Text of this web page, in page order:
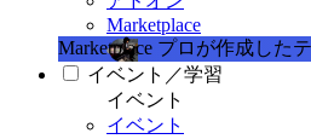
Marketplace
Marketplace プロが作成した
イベント／学習
イベント
イベント